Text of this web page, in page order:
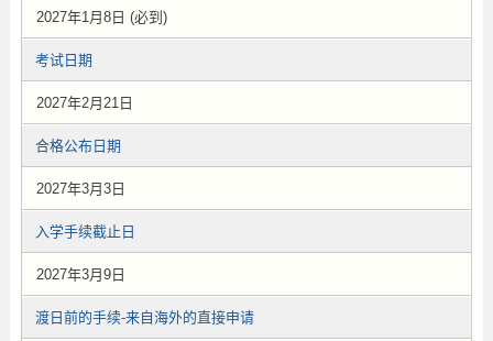
2027年1月8日 (必到)
考试日期
2027年2月21日
合格公布日期
2027年3月3日
入学手续截止日
2027年3月9日
渡日前的手续-来自海外的直接申请